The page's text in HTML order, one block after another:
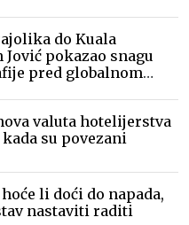
do Kuala
pokazao snagu
pred globalnom
valuta hotelijerstva
su povezani
li doći do napada,
nastaviti raditi